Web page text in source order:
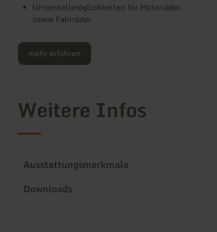
Unterstellmöglichkeiten für Motorräder
sowie Fahrräder
mehr erfahren
Weitere Infos
Ausstattungsmerkmale
Downloads